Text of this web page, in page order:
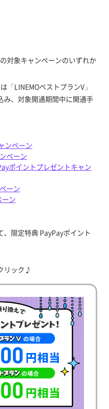
対象キャンペーンのいずれか
「LINEMOベストプランV」
み、対象開通期間中に開通手
ンペーン
ペーン
ポイントプレゼントキャン
ーン
ン
、限定特典 PayPayポイント
リック♪